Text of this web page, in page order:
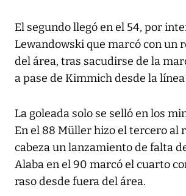
El segundo llegó en el 54, por
Lewandowski que marcó con un
del área, tras sacudirse de la
a pase de Kimmich desde la
La goleada solo se selló en los
En el 88 Müller hizo el tercero al
cabeza un lanzamiento de falta
Alaba en el 90 marcó el cuarto
raso desde fuera del área.